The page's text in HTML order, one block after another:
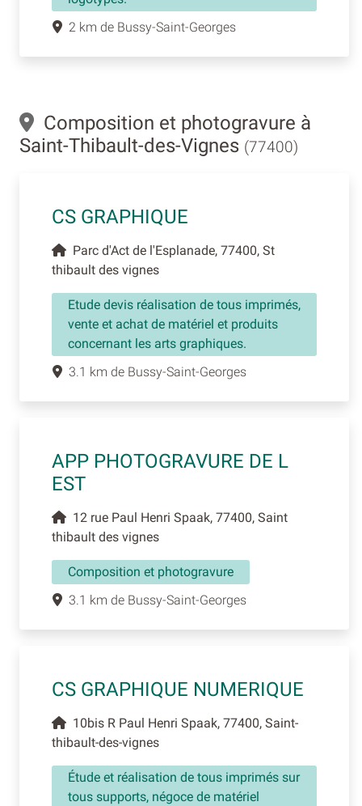
2 km de Bussy-Saint-Georges
Composition et photogravure à
Saint-Thibault-des-Vignes (77400)
CS GRAPHIQUE
Parc d'Act de l'Esplanade, 77400, St
thibault des vignes
Etude devis réalisation de tous imprimés,
vente et achat de matériel et produits
concernant les arts graphiques.
3.1 km de Bussy-Saint-Georges
APP PHOTOGRAVURE DE L
EST
12 rue Paul Henri Spaak, 77400, Saint
thibault des vignes
Composition et photogravure
3.1 km de Bussy-Saint-Georges
CS GRAPHIQUE NUMERIQUE
10bis R Paul Henri Spaak, 77400, Saint-
thibault-des-vignes
Étude et réalisation de tous imprimés sur
tous supports, négoce de matériel